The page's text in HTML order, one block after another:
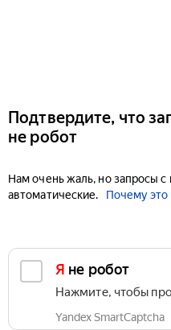
Подтвердите, что
не робот
Нам очень жаль, но запросы
автоматические.
Почему это
Я не робот
Нажмите, чтобы
Yandex SmartCaptcha